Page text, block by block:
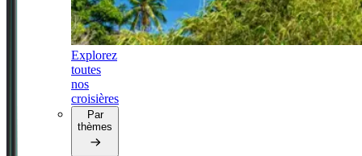
Explorez
toutes
nos
croisières
Par
thèmes